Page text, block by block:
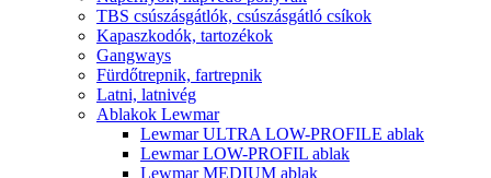
TBS csúszásgátlók, csúszásgátló csíkok
Kapaszkodók, tartozékok
Gangways
Fürdőtrepnik, fartrepnik
Latni, latnivég
Ablakok Lewmar
Lewmar ULTRA LOW-PROFILE ablak
Lewmar LOW-PROFIL ablak
Lewmar MEDIUM ablak